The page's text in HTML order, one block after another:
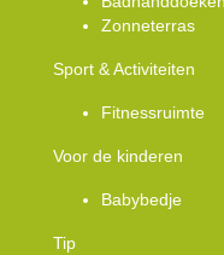
Zonneterras
Sport & Activiteiten
Fitnessruimte
Voor de kinderen
Babybedje
Tip